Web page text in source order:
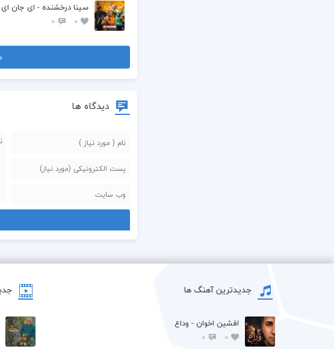
سینا درخشنده - ای جان
0
0
دیدگاه ها
جدیدترین آهنگ ها
افشين اخوان - وداع
0
0